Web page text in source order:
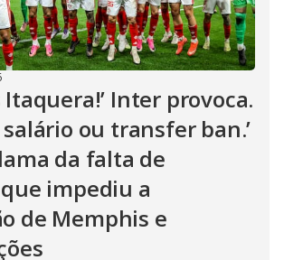
Itaquera!’ Inter provoca.
salário ou transfer ban.’
da falta de
impediu a
de Memphis e